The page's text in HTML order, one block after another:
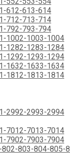
612-613-614
712-713-714
792-793-794
1002-1003-1004
1282-1283-1284
1292-1293-1294
1632-1633-1634
1812-1813-1814
2992-2993-2994
7012-7013-7014
7902-7903-7904
802-803-804-805-